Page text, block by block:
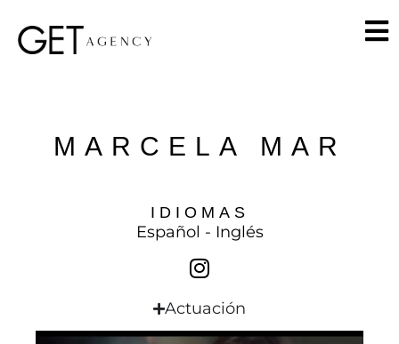
MARCELA MAR
IDIOMAS
Español - Inglés
Actuación